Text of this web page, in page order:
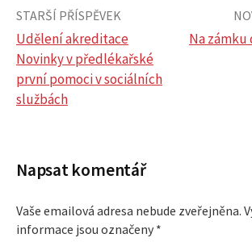
N
a
i
g
STARŠÍ PŘÍSPĚVEK
Udělení akreditace
Novinky v předlékařské
první pomoci v sociálních
službách
Na
Napsat komentář
Vaše emailová adresa nebude zveřejněna.
informace jsou označeny *